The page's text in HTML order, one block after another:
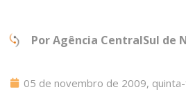
PorAgência CentralSul de
05 de novembro de 2009,